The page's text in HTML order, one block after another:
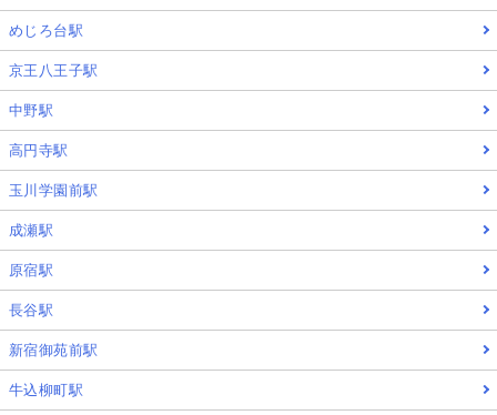
めじろ台駅
京王八王子駅
中野駅
高円寺駅
玉川学園前駅
成瀬駅
原宿駅
長谷駅
新宿御苑前駅
牛込柳町駅